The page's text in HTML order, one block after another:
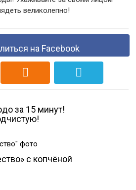
великолепно!
на Facebook
за 15 минут!
с копчёной